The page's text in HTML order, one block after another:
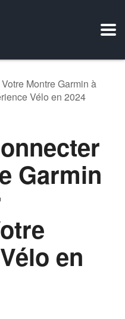
Montre Garmin à
Vélo en 2024
Garmin
en